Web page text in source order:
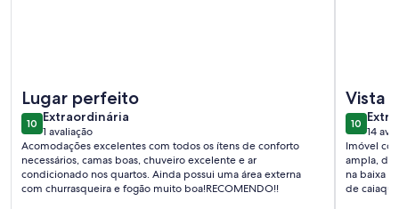
Lugar perfeito
1010 de 10
Extraordinária
extraordinária
1 avaliação
(1
avaliação)
Acomodações excelentes com todos os ítens de conforto
necessários, camas boas, chuveiro excelente e ar
condicionado nos quartos. Ainda possui uma área externa
com churrasqueira e fogão muito boa!RECOMENDO!!
Vista
1010 de 10
14
(14
Imóvel
ampla,
na baixa
de